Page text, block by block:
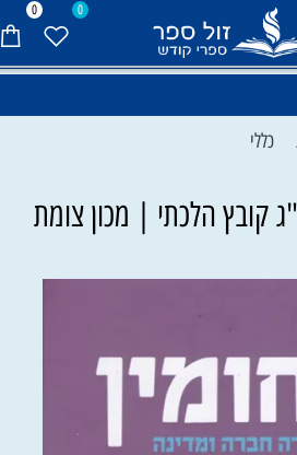
0 0
כללי
קובץ הלכתי | מכון צומת